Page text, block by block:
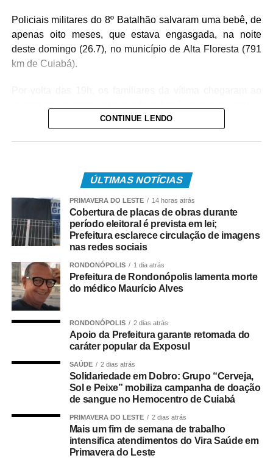
Policiais militares do 8º Batalhão salvaram uma bebê, de
apenas oito meses, que estava engasgada, na noite
deste domingo (26.7), no município de Alta Floresta (791
km de Cuiabá).
um quadro de obstrução das vias aéreas com leite
Após o atendimento inicial, o bebê foi levado ao Hospital
Regional, acompanhado da mãe, onde permaneceu sob
os cuidados da equipe médica. A bebê foi atendida pela
pediatra de plantão, que deu continuidade às avaliações
e aos procedimentos necessários.
COMENTE ABAIXO:
WhatsApp
Facebook
Twitter
Messenger
LinkedIn
Share
CONTINUE LENDO
ÚLTIMAS NOTÍCIAS
PRIMAVERA DO LESTE 14 horas atrás
Cobertura de placas de obras durante
período eleitoral é prevista em lei;
Prefeitura esclarece circulação de imagens
nas redes sociais
RONDONÓPOLIS 1 dia atrás
Prefeitura de Rondonópolis lamenta morte
do médico Maurício Alves
RONDONÓPOLIS 2 dias atrás
Apoio da Prefeitura garante retomada do
caráter popular da Exposul
SAÚDE 2 dias atrás
Solidariedade em Dobro: Grupo “Cerveja,
Sol e Peixe” mobiliza campanha de doação
de sangue no Hemocentro de Cuiabá
PRIMAVERA DO LESTE 2 dias atrás
Mais um fim de semana de trabalho
intensifica atendimentos do Vira Saúde em
Primavera do Leste